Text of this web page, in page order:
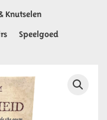
Knutselen
Speelgoed